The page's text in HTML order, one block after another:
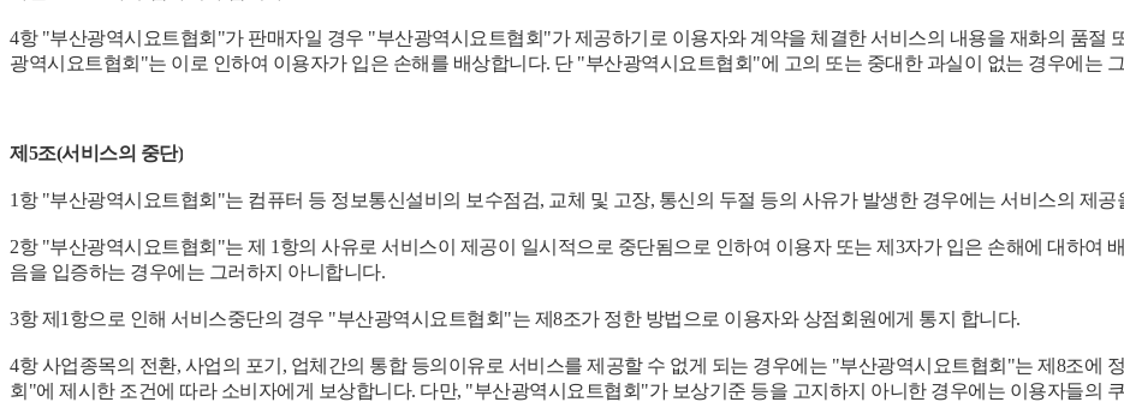
4항 "부산광역시요트협회"가 판매자일 경우 "부산광역시요트협회"가 제공하기로 이용자와 계약을 체결한 서비스의 내용을 재화의 품절
광역시요트협회"는 이로 인하여 이용자가 입은 손해를 배상합니다. 단 "부산광역시요트협회"에 고의 또는 중대한 과실이 없는 경우에는
제5조(서비스의 중단)
1항 "부산광역시요트협회"는 컴퓨터 등 정보통신설비의 보수점검, 교체 및 고장, 통신의 두절 등의 사유가 발생한 경우에는 서비스의 제
2항 "부산광역시요트협회"는 제 1항의 사유로 서비스이 제공이 일시적으로 중단됨으로 인하여 이용자 또는 제3자가 입은 손해에 대하여
음을 입증하는 경우에는 그러하지 아니합니다.
3항 제1항으로 인해 서비스중단의 경우 "부산광역시요트협회"는 제8조가 정한 방법으로 이용자와 상점회원에게 통지 합니다.
4항 사업종목의 전환, 사업의 포기, 업체간의 통합 등의이유로 서비스를 제공할 수 없게 되는 경우에는 "부산광역시요트협회"는 제8조에
회"에 제시한 조건에 따라 소비자에게 보상합니다. 다만, "부산광역시요트협회"가 보상기준 등을 고지하지 아니한 경우에는 이용자들의